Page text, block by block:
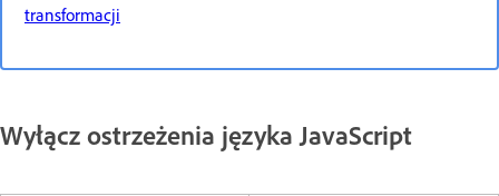
transformacji
Wyłącz ostrzeżenia języka JavaScript